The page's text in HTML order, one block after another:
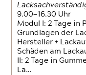
9.00—16.30 Uhr
Modul I: 2 Tage in
Grundlagen der
Hersteller +
Schäden am
II: 2 Tage in
La…